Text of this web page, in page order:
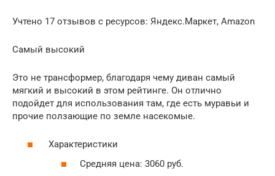
Учтено 17 отзывов с ресурсов: Яндекс.Маркет, Amazon
Самый высокий
Это не трансформер, благодаря чему диван самый
мягкий и высокий в этом рейтинге. Он отлично
подойдет для использования там, где есть муравьи и
прочие ползающие по земле насекомые.
Характеристики
Средняя цена: 3060 руб.